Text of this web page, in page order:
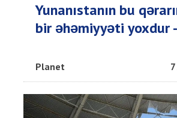
Yunanıstanın bu
bir əhəmiyyəti yoxdur
Planet